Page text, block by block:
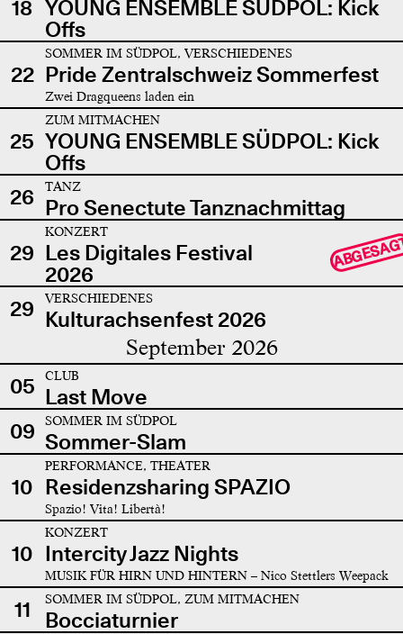
18 YOUNG ENSEMBLE SÜDPOL: Kick
Offs
22
SOMMER IM SÜDPOL, VERSCHIEDENES
Pride Zentralschweiz Sommerfest
Zwei Dragqueens laden ein
25
ZUM MITMACHEN
YOUNG ENSEMBLE SÜDPOL: Kick
Offs
26
TANZ
Pro Senectute Tanznachmittag
29
KONZERT
Les Digitales Festival
2026
29 VERSCHIEDENES
Kulturachsenfest 2026
September 2026
05 CLUB
Last Move
09
SOMMER IM SÜDPOL
Sommer-Slam
10
PERFORMANCE, THEATER
Residenzsharing SPAZIO
Spazio! Vita! Libertà!
10
KONZERT
Intercity Jazz Nights
MUSIK FÜR HIRN UND HINTERN – Nico Stettlers Weepack
11 SOMMER IM SÜDPOL, ZUM MITMACHEN
Bocciaturnier